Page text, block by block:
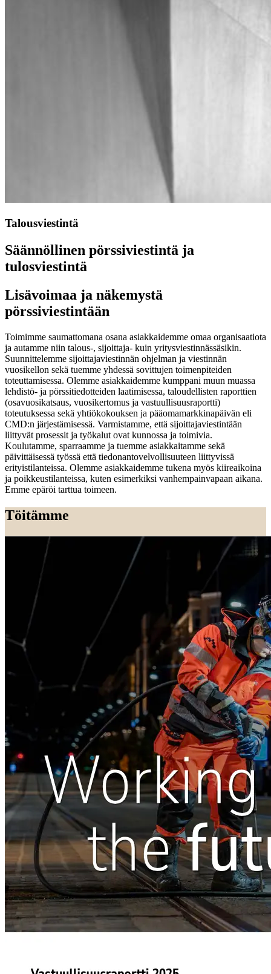
Talousviestintä
Säännöllinen pörssiviestintä ja
tulosviestintä
Lisävoimaa ja näkemystä
pörssiviestintään
Toimimme saumattomana osana asiakkaidemme omaa organisaatiota
ja autamme niin talous-, sijoittaja- kuin yritysviestinnässäsikin.
Suunnittelemme sijoittajaviestinnän ohjelman ja viestinnän
vuosikellon sekä tuemme yhdessä sovittujen toimenpiteiden
toteuttamisessa. Olemme asiakkaidemme kumppani muun muassa
lehdistö- ja pörssitiedotteiden laatimisessa, taloudellisten raporttien
(osavuosikatsaus, vuosikertomus ja vastuullisuusraportti)
toteutuksessa sekä yhtiökokouksen ja pääomamarkkinapäivän eli
CMD:n järjestämisessä. Varmistamme, että sijoittajaviestintään
liittyvät prosessit ja työkalut ovat kunnossa ja toimivia.
Koulutamme, sparraamme ja tuemme asiakkaitamme sekä
päivittäisessä työssä että tiedonantovelvollisuuteen liittyvissä
erityistilanteissa. Olemme asiakkaidemme tukena myös kiireaikoina
ja poikkeustilanteissa, kuten esimerkiksi vanhempainvapaan aikana.
Emme epäröi tarttua toimeen.
Töitämme